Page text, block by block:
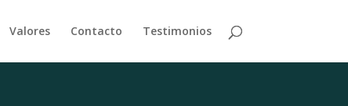
Valores Contacto Testimonios